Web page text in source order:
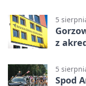
5
z
5
Spod